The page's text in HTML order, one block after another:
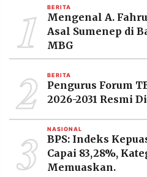
©
Resolusi.co
-
PT.
RESOLUSI
MEDIA
PRAMUDITA
1 BERITA
Mengenal A.
Asal Sumenep di
MBG
2 BERITA
Pengurus Forum
2026-2031 Resmi
3 NASIONAL
BPS: Indeks
Capai 83,28%,
Memuaskan.